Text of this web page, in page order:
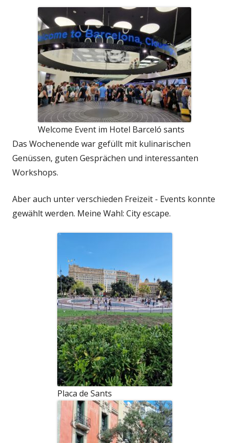
Welcome Event im Hotel Barceló sants
Das Wochenende war gefüllt mit kulinarischen
Genüssen, guten Gesprächen und interessanten
Workshops.
Aber auch unter verschieden Freizeit - Events konnte
gewählt werden. Meine Wahl: City escape.
Placa de Sants